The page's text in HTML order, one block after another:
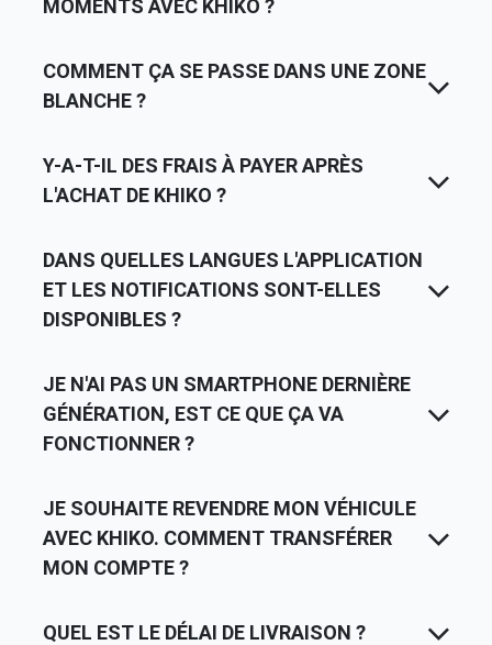
MOMENTS AVEC KHIKO ?
COMMENT ÇA SE PASSE DANS UNE ZONE
BLANCHE ?
Y-A-T-IL DES FRAIS À PAYER APRÈS
L'ACHAT DE KHIKO ?
DANS QUELLES LANGUES L'APPLICATION
ET LES NOTIFICATIONS SONT-ELLES
DISPONIBLES ?
JE N'AI PAS UN SMARTPHONE DERNIÈRE
GÉNÉRATION, EST CE QUE ÇA VA
FONCTIONNER ?
JE SOUHAITE REVENDRE MON VÉHICULE
AVEC KHIKO. COMMENT TRANSFÉRER
MON COMPTE ?
QUEL EST LE DÉLAI DE LIVRAISON ?